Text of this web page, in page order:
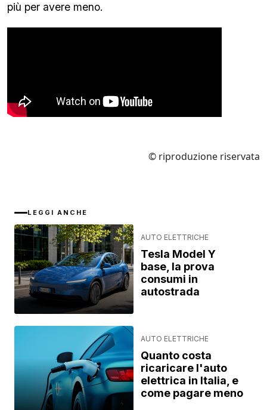
più per avere meno.
© riproduzione riservata
LEGGI ANCHE
AUTO ELETTRICHE
Tesla Model Y
base, la prova
consumi in
autostrada
AUTO ELETTRICHE
Quanto costa
ricaricare l'auto
elettrica in Italia, e
come pagare meno